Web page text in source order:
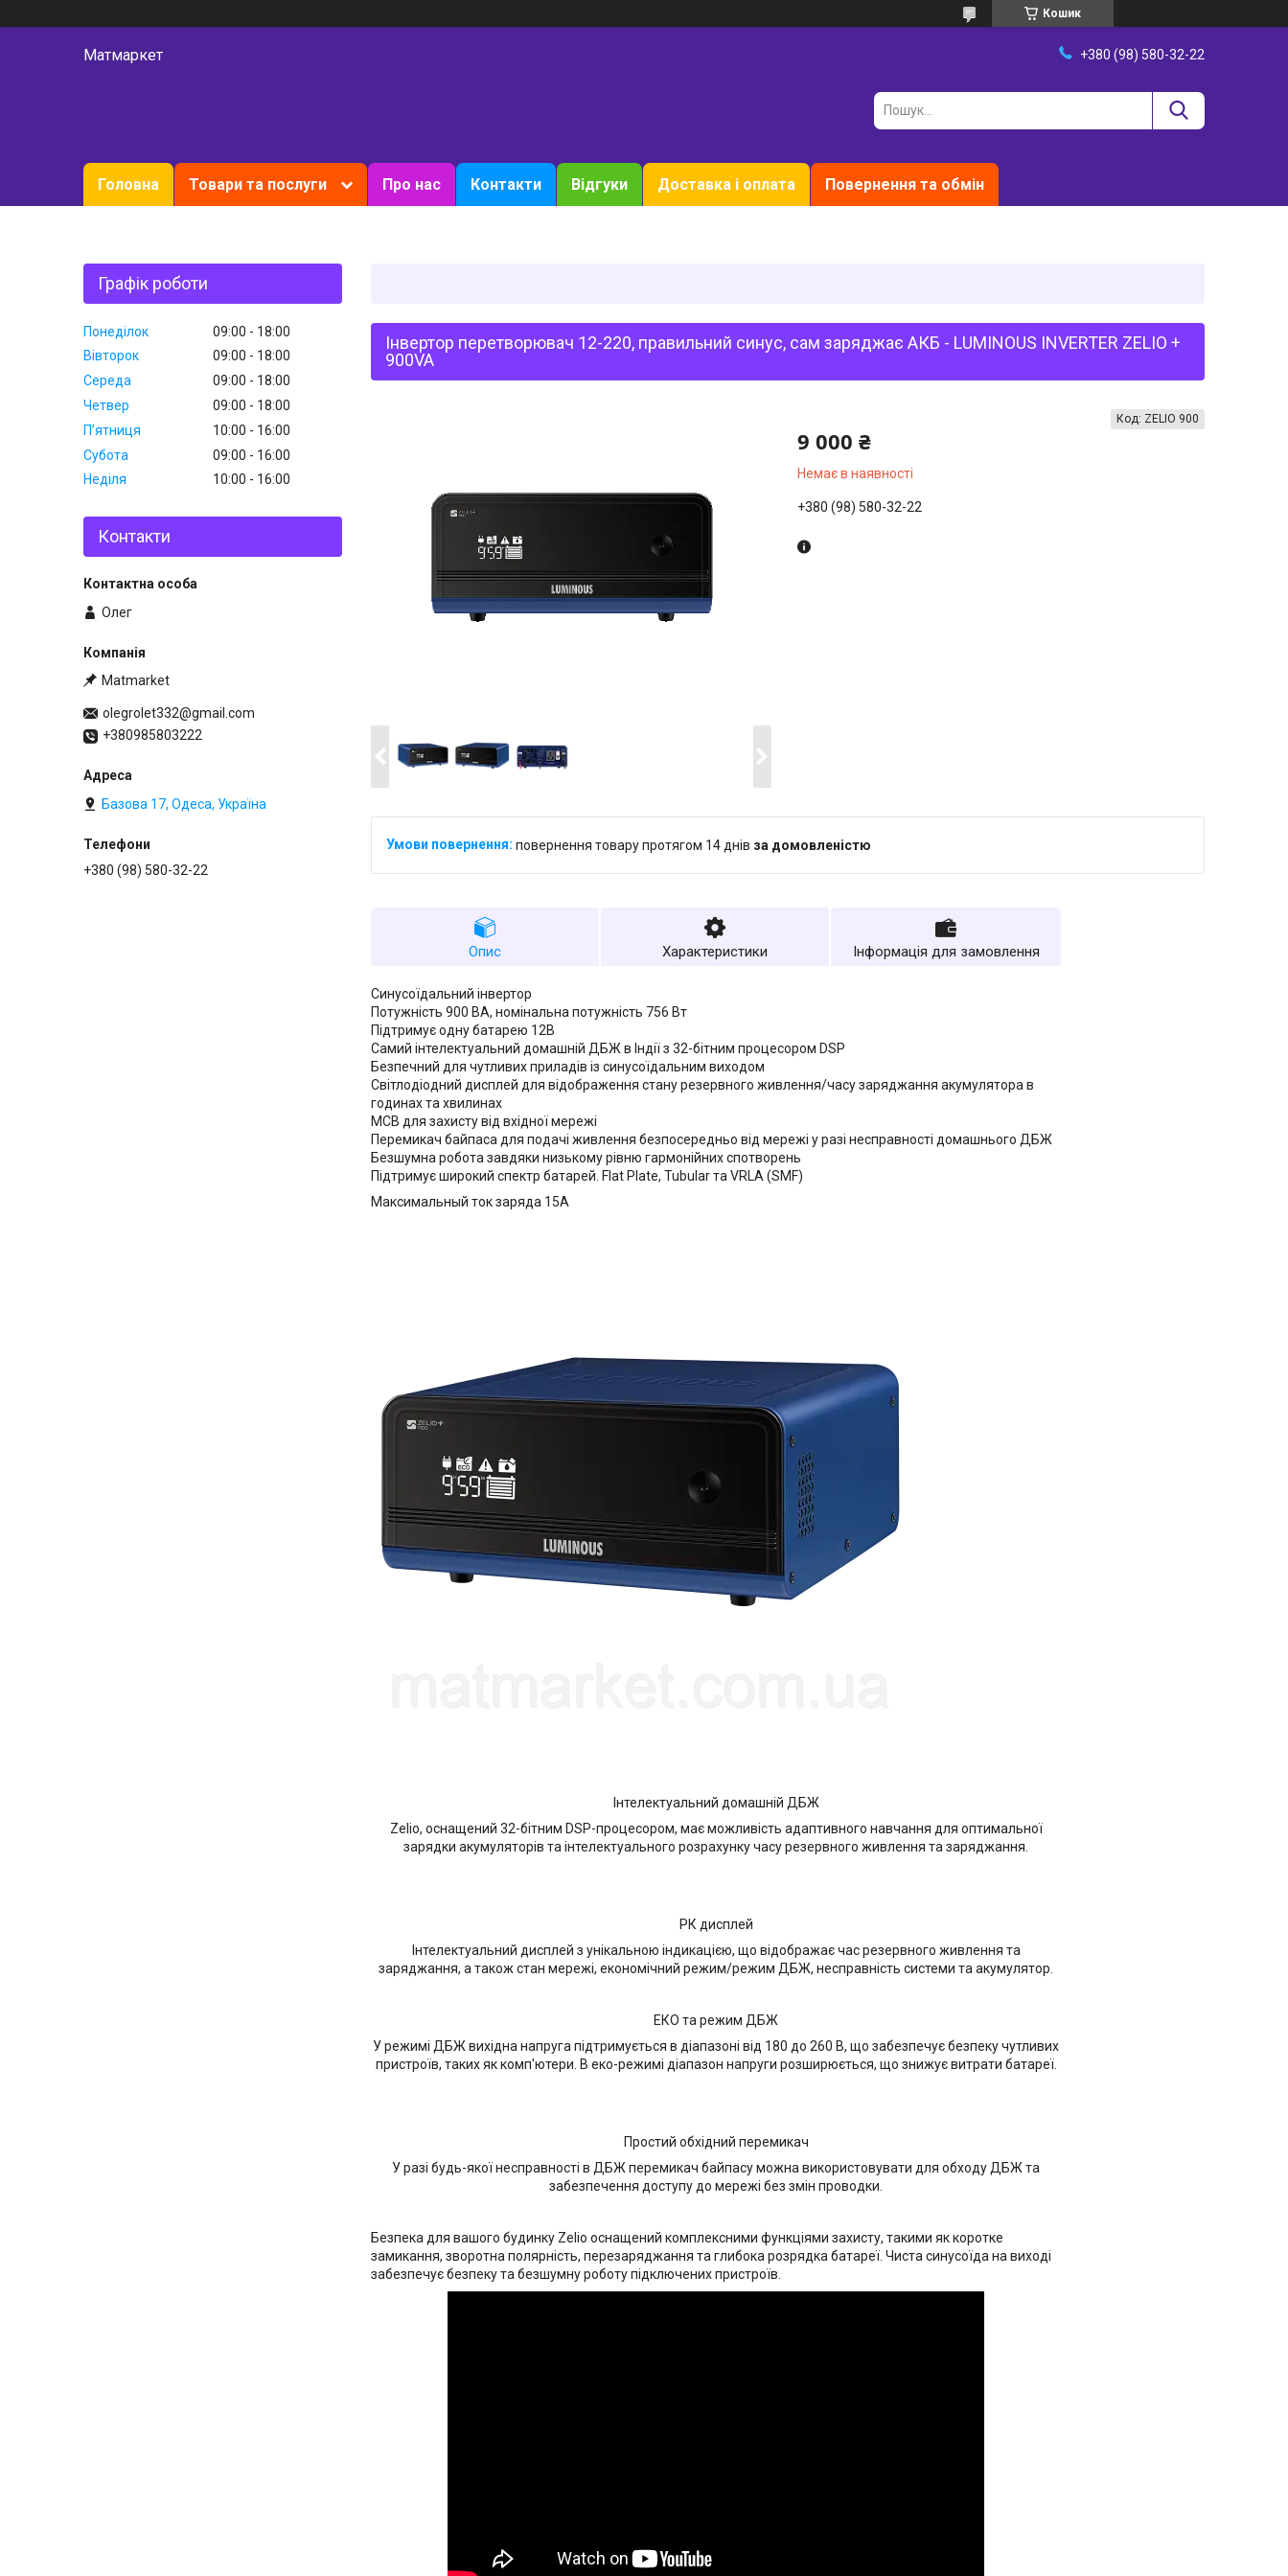
Кошик
Матмаркет +380 (98) 580-32-22
Головна Товари та послуги Про нас Контакти Відгуки Доставка і оплата Повернення та обмін
Інвертор перетворювач 12-220, правильний синус, сам заряджає АКБ - LUMINOUS INVERTER ZELIO +
900VA
9 000 ₴
Немає в наявності
Код: ZELIO 900
+380 (98) 580-32-22
повернення товару протягом 14 днів за домовленістю
Опис Характеристики Інформація для замовлення
Синусоїдальний інвертор
Потужність 900 ВА, номінальна потужність 756 Вт
Підтримує одну батарею 12В
Самий інтелектуальний домашній ДБЖ в Індії з 32-бітним процесором DSP
Безпечний для чутливих приладів із синусоїдальним виходом
Світлодіодний дисплей для відображення стану резервного живлення/часу заряджання акумулятора в
годинах та хвилинах
MCB для захисту від вхідної мережі
Перемикач байпаса для подачі живлення безпосередньо від мережі у разі несправності домашнього ДБЖ
Безшумна робота завдяки низькому рівню гармонійних спотворень
Підтримує широкий спектр батарей. Flat Plate, Tubular та VRLA (SMF)
Максимальный ток заряда 15А
Інтелектуальний домашній ДБЖ
Zelio, оснащений 32-бітним DSP-процесором, має можливість адаптивного навчання для оптимальної
зарядки акумуляторів та інтелектуального розрахунку часу резервного живлення та заряджання.
РК дисплей
Інтелектуальний дисплей з унікальною індикацією, що відображає час резервного живлення та
заряджання, а також стан мережі, економічний режим/режим ДБЖ, несправність системи та акумулятор.
ЕКО та режим ДБЖ
У режимі ДБЖ вихідна напруга підтримується в діапазоні від 180 до 260 В, що забезпечує безпеку чутливих
пристроїв, таких як комп'ютери. В еко-режимі діапазон напруги розширюється, що знижує витрати батареї.
Простий обхідний перемикач
У разі будь-якої несправності в ДБЖ перемикач байпасу можна використовувати для обходу ДБЖ та
забезпечення доступу до мережі без змін проводки.
Безпека для вашого будинку Zelio оснащений комплексними функціями захисту, такими як коротке
замикання, зворотна полярність, перезаряджання та глибока розрядка батареї. Чиста синусоїда на виході
забезпечує безпеку та безшумну роботу підключених пристроїв.
Графік роботи
Понеділок 09:00
18:00
Вівторок
09:00
18:00
Середа
09:00
18:00
Четвер
09:00
18:00
Пʼятниця
10:00
16:00
Субота
09:00
16:00
Неділя
10:00 16:00
Контакти
Олег
Matmarket
olegrolet332@gmail.com
+380985803222
Базова 17, Одеса, Україна
+380 (98) 580-32-22